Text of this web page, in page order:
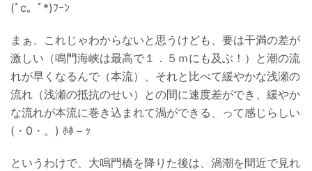
(ﾟc。ﾟ*)ﾌｰﾝ
まぁ、これじゃわからないと思うけども、要は干満の差が
激しい（鳴門海峡は最高で１．５ｍにも及ぶ！）と潮の流
れが早くなるんで（本流）、それと比べて緩やかな浅瀬の
流れ（浅瀬の抵抗のせい）との間に速度差ができ、緩やか
な流れが本流に巻き込まれて渦ができる、って感じらしい
(・0・。) ﾎﾎ－ｯ
というわけで、大鳴門橋を降りた後は、渦潮を間近で見れ